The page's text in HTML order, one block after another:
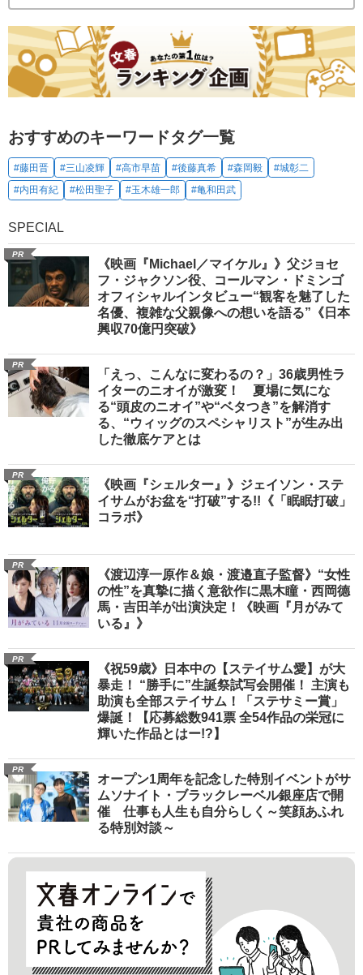
おすすめのキーワードタグ一覧
#藤田晋 #三山凌輝 #高市早苗 #後藤真希 #森岡毅
#城彰二
#内田有紀
#松田聖子 #玉木雄一郎 #亀和田武
SPECIAL
PR
《映画『Michael／マイケル』》父ジョセ
フ・ジャクソン役、コールマン・ドミンゴ
オフィシャルインタビュー“観客を魅了した
名優、複雑な父親像への想いを語る”《日本
興収70億円突破》
PR
「えっ、こんなに変わるの？」36歳男性ラ
イターのニオイが激変！ 夏場に気にな
る“頭皮のニオイ”や“ベタつき”を解消す
る、“ウィッグのスペシャリスト”が生み出
した徹底ケアとは
PR
《映画『シェルター』》ジェイソン・ステ
イサムがお盆を“打破”する!!《「眠眠打破」
コラボ》
PR
《渡辺淳一原作＆娘・渡邉直子監督》“女性
の性”を真摯に描く意欲作に黒木瞳・西岡德
馬・吉田羊が出演決定！《映画『月がみて
いる』》
PR
《祝59歳》日本中の【ステイサム愛】が大
暴走！ “勝手に”生誕祭試写会開催！ 主演も
助演も全部ステイサム！「ステサミー賞」
爆誕！【応募総数941票 全54作品の栄冠に
輝いた作品とはー!?】
PR
オープン1周年を記念した特別イベントがサ
ムソナイト・ブラックレーベル銀座店で開
催 仕事も人生も自分らしく～笑顔あふれ
る特別対談～